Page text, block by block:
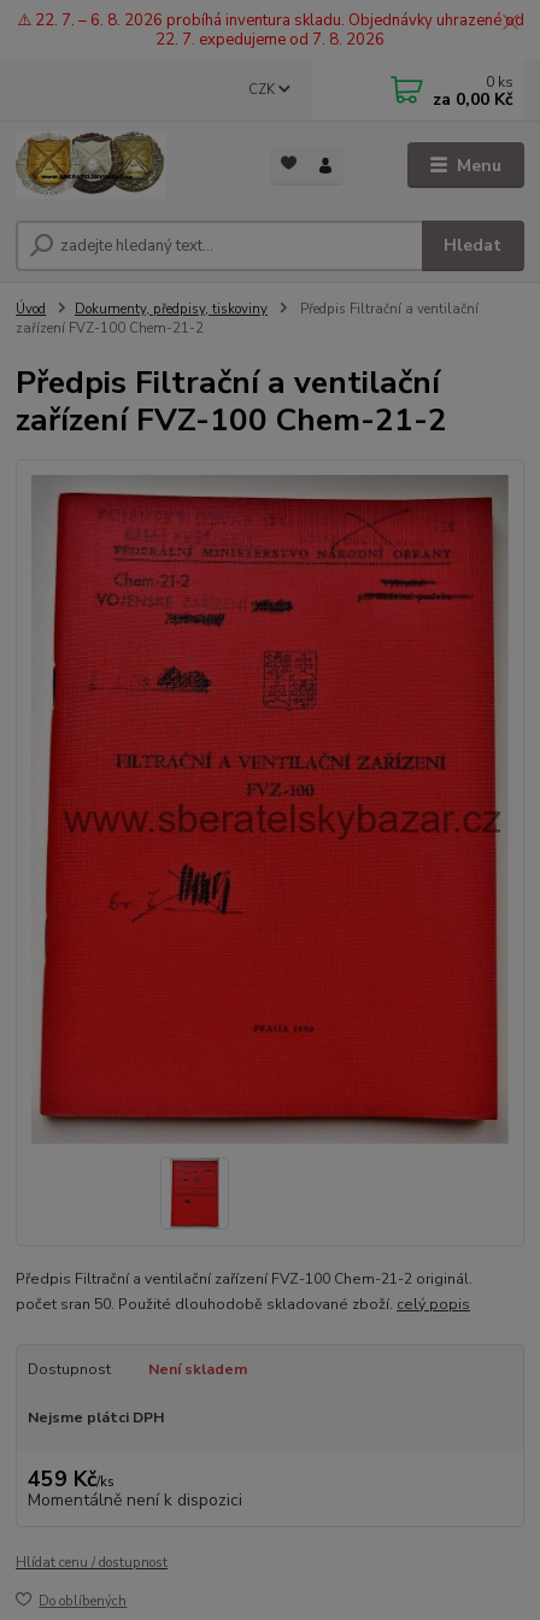
⚠️ 22. 7. – 6. 8. 2026 probíhá inventura skladu. Objednávky uhrazené od
22. 7. expedujeme od 7. 8. 2026
Menu
CZK
Hledat
0 ks
za 0,00 Kč
Úvod Dokumenty, předpisy, tiskoviny
Předpis Filtrační a ventilační
zařízení FVZ-100 Chem-21-2
Předpis Filtrační a ventilační
zařízení FVZ-100 Chem-21-2
Předpis Filtrační a ventilační zařízení FVZ-100 Chem-21-2 originál.
počet sran 50. Použité dlouhodobě skladované zboží. celý popis
Dostupnost Není skladem
Nejsme plátci DPH
459 Kč/ks
Momentálně není k dispozici
Hlídat cenu / dostupnost
Do oblíbených